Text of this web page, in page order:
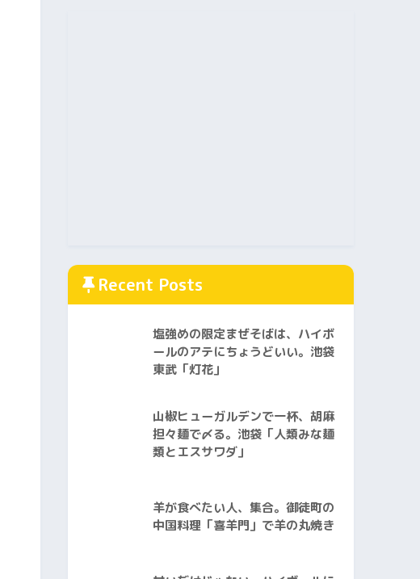
Recent Posts
塩強めの限定まぜそばは、ハイボ
ールのアテにちょうどいい。池袋
東武「灯花」
山椒ヒューガルデンで一杯、胡麻
担々麺で〆る。池袋「人類みな麺
類とエスサワダ」
羊が食べたい人、集合。御徒町の
中国料理「喜羊門」で羊の丸焼き